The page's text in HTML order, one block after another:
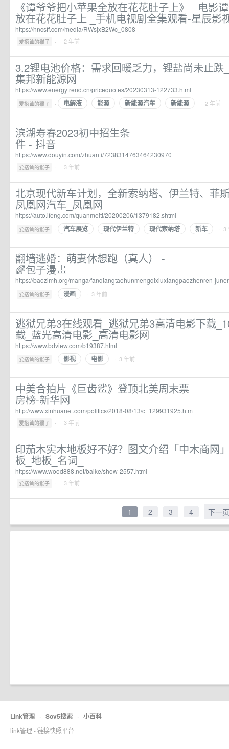
《谭爷爷把小苹果全放在花花肚子上》 _电影
放在花花肚子上 _手机电视剧全集观看-星辰影
https://hncsff.com/media/RWsjxB2Wc_0808
爱搭讪的猴子 · · 2 年前
3.2锂电池价格：需求回暖乏力，锂盐尚未止跌_
集邦新能源网
https://www.energytrend.cn/pricequotes/20230313-122733.html
爱搭讪的猴子 · 电解液 能源 新能源汽车 新能源 · 2 年前
滨湖寿春2023初中招生条
件 - 抖音
https://www.douyin.com/zhuanti/7238314763464230970
爱搭讪的猴子 · · 3 年前
北京现代新车计划，全新索纳塔、伊兰特、菲
凤凰网汽车_凤凰网
https://auto.ifeng.com/quanmeiti/20200206/1379182.shtml
爱搭讪的猴子 · 汽车展览 现代伊兰特 现代索纳塔 新车 · 3
翻墙逃婚：萌妻休想跑（真人） -
🌈️包子漫畫
https://baozimh.org/manga/fanqiangtaohunmengqixiuxiangpaozhenren-
爱搭讪的猴子 · 漫画 · 3 年前
逃狱兄弟3在线观看_逃狱兄弟3高清电影下载
载_蓝光高清电影_高清电影网
https://www.bdview.com/b19387.html
爱搭讪的猴子 · 影视 电影 · 3 年前
中美合拍片《巨齿鲨》登顶北美周末票
房榜-新华网
http://www.xinhuanet.com/politics/2018-08/13/c_129931925.htm
爱搭讪的猴子 · · 3 年前
印茄木实木地板好不好？图文介绍「中木商网
板_地板_名词_
https://www.wood888.net/baike/show-2557.html
爱搭讪的猴子 · · 3 年前
1 2 3 4 下一页
Link管理 · Sov5搜索 · 小百科
link管理 - 链接快照平台